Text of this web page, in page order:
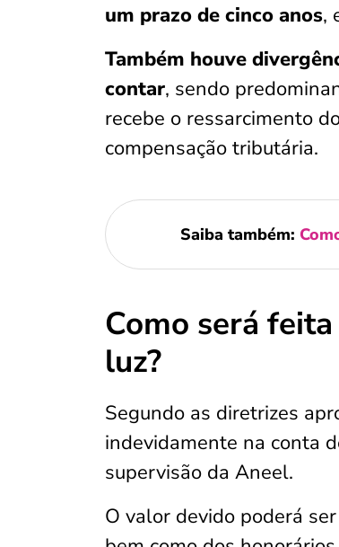
um prazo de cinco anos,
Também houve
contar, sendo
recebe o ressarcimento
compensação tributária.
Saiba também:
Como será
luz?
Segundo as diretrizes
indevidamente na conta
supervisão da Aneel.
O valor devido poderá